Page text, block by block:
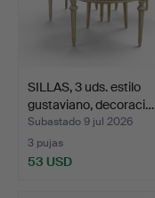
SILLAS, 3 uds. estilo
gustaviano, decoraci…
Subastado 9 jul 2026
3 pujas
53 USD